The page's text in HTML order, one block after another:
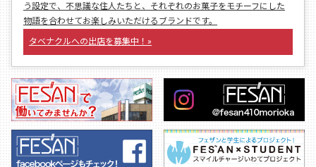
う設定で、不思議な住人たちと、それぞれのお菓子をモチーフにした
物語を合わせてお楽しみいただけるブランドです。
タベナクルへの出店を募集中！»